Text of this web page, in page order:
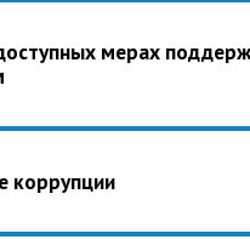
мерах
коррупции